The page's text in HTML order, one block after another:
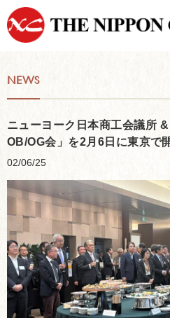
NEWS
ニューヨーク日本商工会議所
OB/OG会」を2月6日に東京で
02/06/25
Member LOG IN
SIGN UP FOR